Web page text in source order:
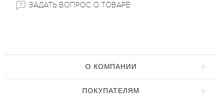
ЗАДАТЬ ВОПРОС О ТОВАРЕ
О КОМПАНИИ
ПОКУПАТЕЛЯМ